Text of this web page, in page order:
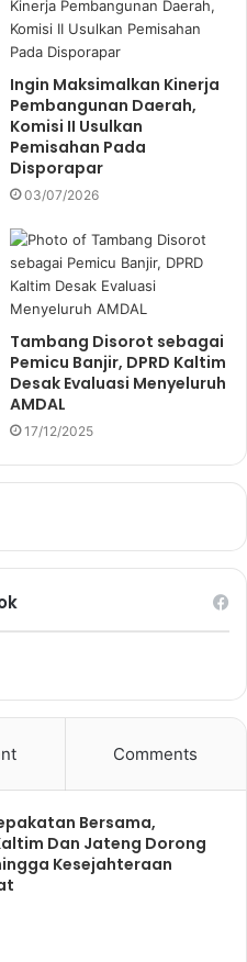
Ingin Maksimalkan Kinerja
Pembangunan Daerah,
Komisi II Usulkan
Pemisahan Pada
Disporapar
03/07/2026
Tambang Disorot sebagai
Pemicu Banjir, DPRD Kaltim
Desak Evaluasi Menyeluruh
AMDAL
17/12/2025
Comments
Bersama,
Dan Jateng Dorong
Kesejahteraan